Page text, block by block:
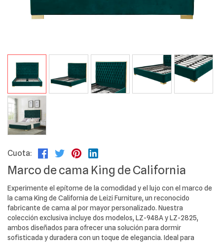
Cuota:
Marco de cama King de California
Experimente el epítome de la comodidad y el lujo con el marco de
la cama King de California de Leizi Furniture, un reconocido
fabricante de cama al por mayor personalizado. Nuestra
colección exclusiva incluye dos modelos, LZ-948A y LZ-2825,
ambos diseñados para ofrecer una solución para dormir
sofisticada y duradera con un toque de elegancia. Ideal para